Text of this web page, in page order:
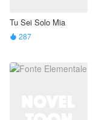
Tu Sei Solo Mia
 287